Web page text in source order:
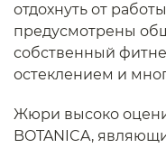
отдохнуть от
предусмотрены
собственный
остеклением и
Жюри высоко
BOTANICA,